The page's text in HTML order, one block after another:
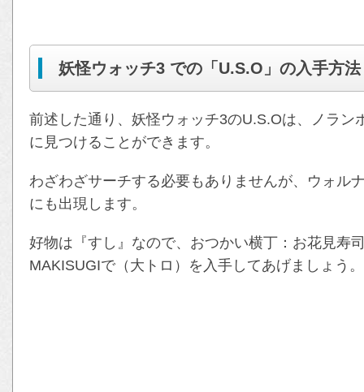
妖怪ウォッチ3 での「U.S.O」の入手方法
前述した通り、妖怪ウォッチ3のU.S.Oは、ノラ
に見つけることができます。
わざわざサーチする必要もありませんが、ウォル
にも出現します。
好物は『すし』なので、おつかい横丁：お花見寿
MAKISUGIで（大トロ）を入手してあげましょう。